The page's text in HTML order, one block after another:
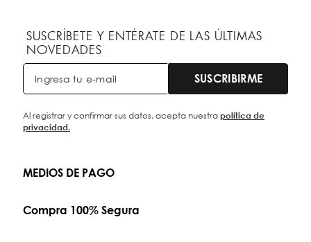
SUSCRÍBETE Y ENTÉRATE DE LAS ÚLTIMAS
NOVEDADES
SUSCRIBIRME
Al registrar y confirmar sus datos, acepta nuestrapolítica de
privacidad.
MEDIOS DE PAGO
Compra 100% Segura